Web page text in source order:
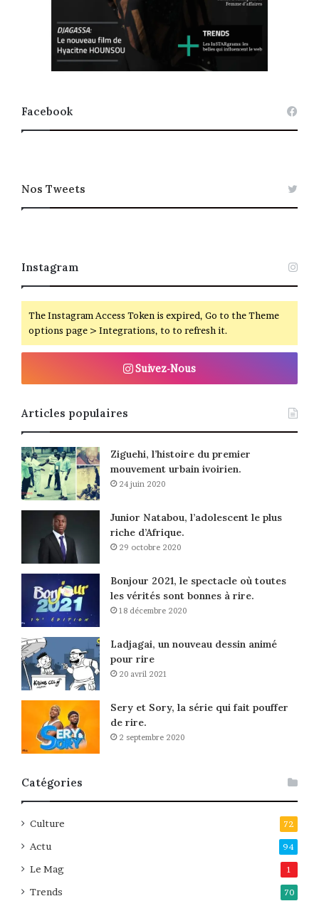
Facebook
Nos Tweets
Instagram
The Instagram Access Token is expired, Go to the Theme
options page > Integrations, to to refresh it.
Suivez-Nous
Articles populaires
Ziguehi, l’histoire du premier
mouvement urbain ivoirien.
24 juin 2020
Junior Natabou, l’adolescent le plus
riche d’Afrique.
29 octobre 2020
Bonjour 2021, le spectacle où toutes
les vérités sont bonnes à rire.
18 décembre 2020
Ladjagai, un nouveau dessin animé
pour rire
20 avril 2021
Sery et Sory, la série qui fait pouffer
de rire.
2 septembre 2020
Catégories
Culture 72
Actu 94
Le Mag 1
Trends 70